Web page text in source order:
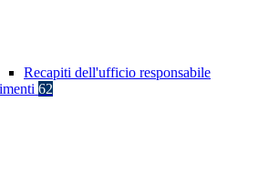
Recapiti dell'ufficio responsabile
62